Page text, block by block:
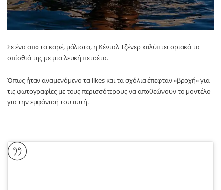
Σε ένα από τα καρέ, μάλιστα, η Κένταλ Τζένερ καλύπτει οριακά τα
οπίσθιά της με μια λευκή πετσέτα.
Όπως ήταν αναμενόμενο τα likes και τα σχόλια έπεφταν «βροχή» για
τις φωτογραφίες με τους περισσότερους να αποθεώνουν το μοντέλο
για την εμφάνισή του αυτή.